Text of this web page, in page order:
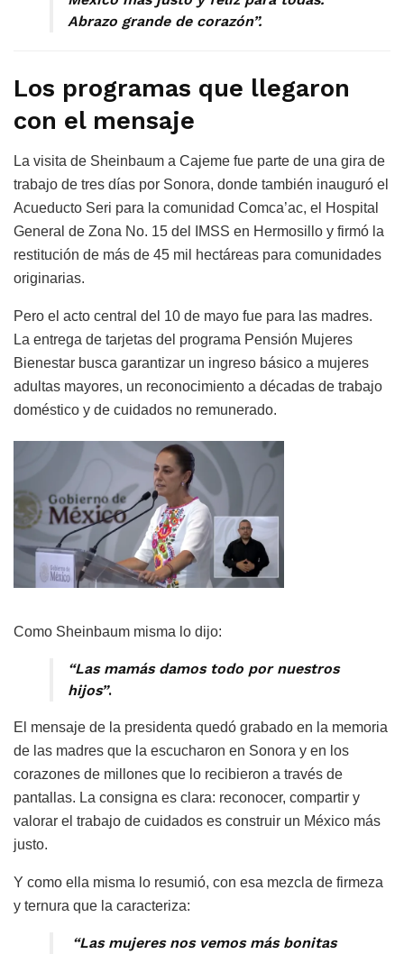
Abrazo grande de corazón”.
Los programas que llegaron
con el mensaje
La visita de Sheinbaum a Cajeme fue parte de una gira de
trabajo de tres días por Sonora, donde también inauguró el
Acueducto Seri para la comunidad Comca’ac, el Hospital
General de Zona No. 15 del IMSS en Hermosillo y firmó la
restitución de más de 45 mil hectáreas para comunidades
originarias.
Pero el acto central del 10 de mayo fue para las madres.
La entrega de tarjetas del programa Pensión Mujeres
Bienestar busca garantizar un ingreso básico a mujeres
adultas mayores, un reconocimiento a décadas de trabajo
doméstico y de cuidados no remunerado.
Como Sheinbaum misma lo dijo:
“Las mamás damos todo por nuestros
hijos”.
El mensaje de la presidenta quedó grabado en la memoria
de las madres que la escucharon en Sonora y en los
corazones de millones que lo recibieron a través de
pantallas. La consigna es clara: reconocer, compartir y
valorar el trabajo de cuidados es construir un México más
justo.
Y como ella misma lo resumió, con esa mezcla de firmeza
y ternura que la caracteriza:
“Las mujeres nos vemos más bonitas